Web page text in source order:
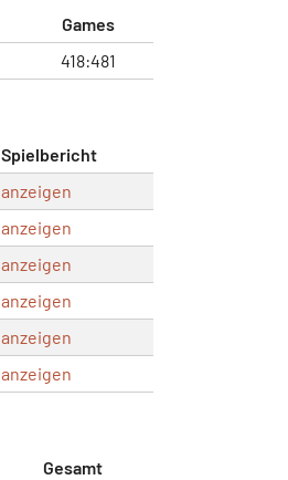
Games
418:481
Spielbericht
anzeigen
anzeigen
anzeigen
anzeigen
anzeigen
anzeigen
Gesamt